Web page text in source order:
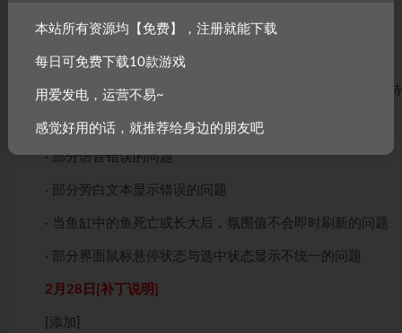
· 部分突发事件
· 装备【荣誉奖状】，装备效果：会所声望的获取效率提升
· 装备【宠物图鉴】，装备效果：与动物交互后，将会获得
【修复】
· 部分语音错误的问题
· 部分旁白文本显示错误的问题
· 当鱼缸中的鱼死亡或长大后，氛围值不会即时刷新的问题
· 部分界面鼠标悬停状态与选中状态显示不统一的问题
2月28日[补丁说明]
[添加]
本站所有资源均【免费】，注册就能下载
每日可免费下载10款游戏
用爱发电，运营不易~
感觉好用的话，就推荐给身边的朋友吧